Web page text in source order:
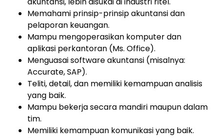
Memahami prinsip-prinsip akuntansi dan
pelaporan keuangan.
Mampu mengoperasikan komputer dan
aplikasi perkantoran (Ms. Office).
Menguasai software akuntansi (misalnya:
Accurate, SAP).
Teliti, detail, dan memiliki kemampuan analisis
yang baik.
Mampu bekerja secara mandiri maupun dalam
tim.
Memiliki kemampuan komunikasi yang baik.